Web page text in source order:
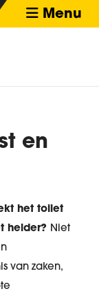
Menu
en
het toilet
helder? Niet
van zaken,